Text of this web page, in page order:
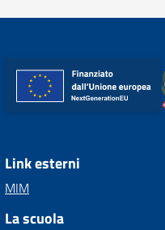
Link esterni
MIM
La scuola